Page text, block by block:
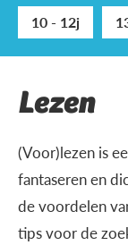
10 - 12j
Lezen
(Voor)lezen is
fantaseren en
de voordelen
tips voor de